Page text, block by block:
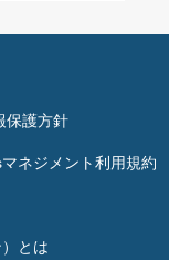
保護方針
ネジメント利用規約
とは